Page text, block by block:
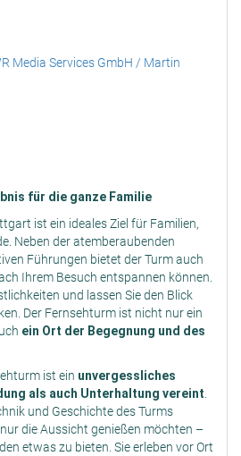
für die ganze Familie
ist ein ideales Ziel für Familien,
Neben der atemberaubenden
Führungen bietet der Turm auch
Ihrem Besuch entspannen können.
und lassen Sie den Blick
Der Fernsehturm ist nicht nur ein
ein Ort der Begegnung und des
ist ein unvergessliches
als auch Unterhaltung vereint.
und Geschichte des Turms
die Aussicht genießen möchten –
etwas zu bieten. Sie erleben vor Ort